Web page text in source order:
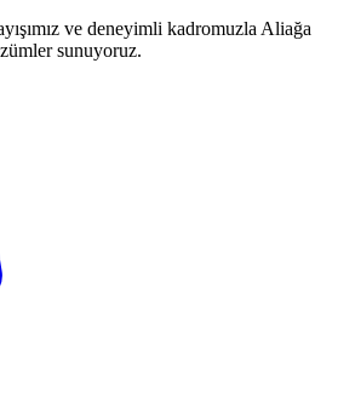
ve deneyimli kadromuzla Aliağa
sunuyoruz.